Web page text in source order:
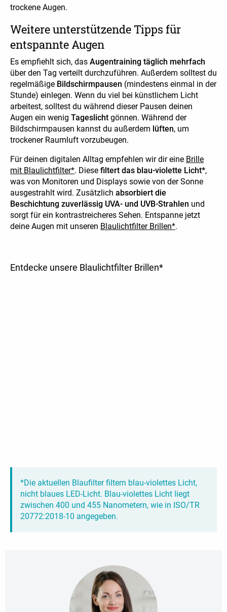
trockene Augen.
Weitere unterstützende Tipps für
entspannte Augen
Es empfiehlt sich, das Augentraining täglich mehrfach
über den Tag verteilt durchzuführen. Außerdem solltest du
regelmäßige Bildschirmpausen (mindestens einmal in der
Stunde) einlegen. Wenn du viel bei künstlichem Licht
arbeitest, solltest du während dieser Pausen deinen
Augen ein wenig Tageslicht gönnen. Während der
Bildschirmpausen kannst du außerdem lüften, um
trockener Raumluft vorzubeugen.
Für deinen digitalen Alltag empfehlen wir dir eine Brille
mit Blaulichtfilter*. Diese filtert das blau-violette Licht*,
was von Monitoren und Displays sowie von der Sonne
ausgestrahlt wird. Zusätzlich absorbiert die
Beschichtung zuverlässig UVA- und UVB-Strahlen und
sorgt für ein kontrastreicheres Sehen. Entspanne jetzt
deine Augen mit unseren Blaulichtfilter Brillen*.
Entdecke unsere Blaulichtfilter Brillen*
*Die aktuellen Blaufilter filtern blau-violettes Licht,
nicht blaues LED-Licht. Blau-violettes Licht liegt
zwischen 400 und 455 Nanometern, wie in ISO/TR
20772:2018-10 angegeben.